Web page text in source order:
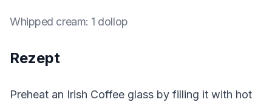
Whipped cream: 1 dollop
Rezept
Preheat an Irish Coffee glass by filling it with hot